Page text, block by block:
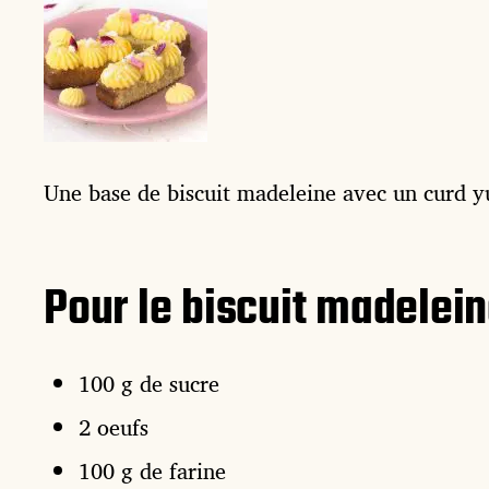
Une base de biscuit madeleine avec un curd
Pour le biscuit
100 g de sucre
2 oeufs
100 g de farine